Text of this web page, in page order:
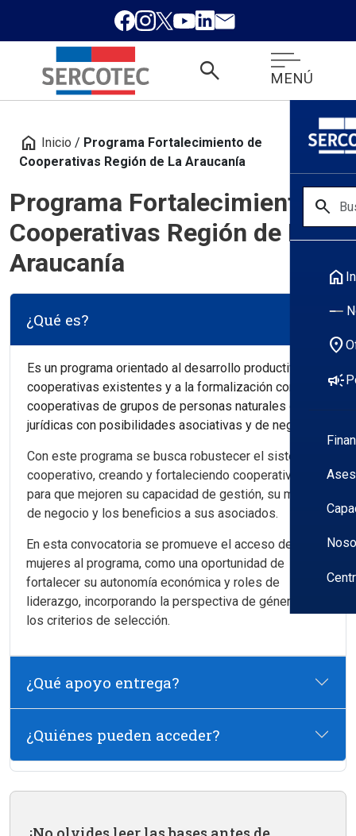
search MENÚ
search
home
location_on
campaign
home Inicio / Programa Fortalecimiento de
Cooperativas Región de La Araucanía
Programa Fortalecimiento de
Cooperativas Región de La
Araucanía
¿Qué es?
Es un programa orientado al desarrollo productivo de
cooperativas existentes y a la formalización como
cooperativas de grupos de personas naturales o
jurídicas con posibilidades asociativas y de negocio.
Con este programa se busca robustecer el sistema
cooperativo, creando y fortaleciendo cooperativas
para que mejoren su capacidad de gestión, su modelo
de negocio y los beneficios a sus asociados.
En esta convocatoria se promueve el acceso de las
mujeres al programa, como una oportunidad de
fortalecer su autonomía económica y roles de
liderazgo, incorporando la perspectiva de género en
los criterios de selección.
¿Qué apoyo entrega?
¿Quiénes pueden acceder?